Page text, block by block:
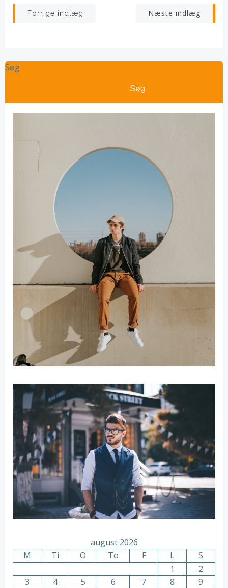
Indlægsnavigation
Forrige indlæg Næste indlæg
Søg
Søg
august 2026
M
Ti O To F L
S
1
2
3
4 5 6 7 8
9